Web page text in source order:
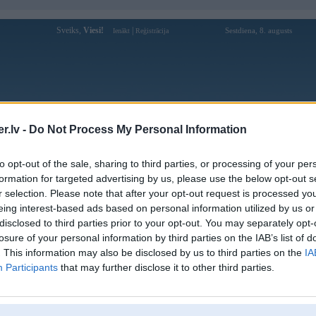
- Do Not Process My Personal Information
opt-out of the sale, sharing to third parties, or processing of your
for targeted advertising by us, please use the below opt-out
selection. Please note that after your opt-out request is processed
interest-based ads based on personal information utilized by us
to third parties prior to your opt-out. You may separately
of your personal information by third parties on the IAB’s list of
This information may also be disclosed by us to third parties on the
Participants that may further disclose it to other third parties.
Sveiks, Viesi! Ienākt Reģistrācija Sestdiena, 8. augusts
Forums Galerijas Reģistrācija Lietotāji
Lietotāja go88vixyz profils
Lietotājvārds:
go88vixyz
Ziņojumi forumā:
0
Pēdējie ziņojumi forumā